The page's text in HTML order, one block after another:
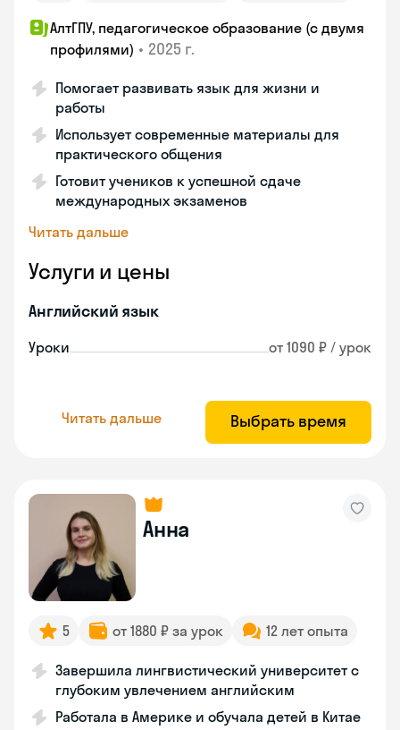
АлтГПУ, педагогическое образование (с двумя
профилями) • 2025 г.
Помогает развивать язык для жизни и
работы
Использует современные материалы для
практического общения
Готовит учеников к успешной сдаче
международных экзаменов
Читать дальше
Услуги и цены
Английский язык
Уроки от 1090 ₽ / урок
Читать дальше Выбрать время
Анна
5 от 1880 ₽ за урок 12 лет опыта
Завершила лингвистический университет с
глубоким увлечением английским
Работала в Америке и обучала детей в Китае